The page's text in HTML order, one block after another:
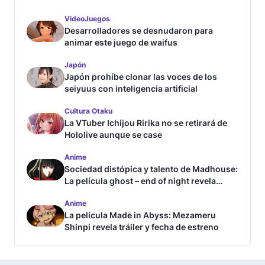
VideoJuegos
Desarrolladores se desnudaron para
animar este juego de waifus
Japón
Japón prohíbe clonar las voces de los
seiyuus con inteligencia artificial
Cultura Otaku
La VTuber Ichijou Ririka no se retirará de
Hololive aunque se case
Anime
Sociedad distópica y talento de Madhouse:
La película ghost – end of night revela
Anime
La película Made in Abyss: Mezameru
Shinpi revela tráiler y fecha de estreno